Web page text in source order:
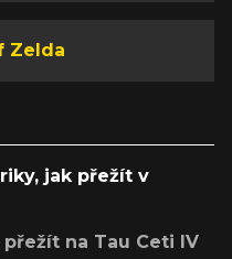
Zelda
jak přežít v
na Tau Ceti IV